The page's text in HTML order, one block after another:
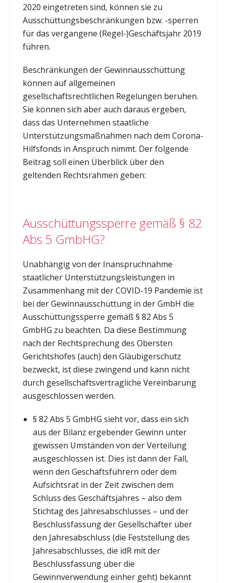
2020 eingetreten sind, können sie zu
Ausschüttungsbeschränkungen bzw. -sperren
für das vergangene (Regel-)Geschäftsjahr 2019
führen.
Beschränkungen der Gewinnausschüttung
können auf allgemeinen
gesellschaftsrechtlichen Regelungen beruhen.
Sie können sich aber auch daraus ergeben,
dass das Unternehmen staatliche
Unterstützungsmaßnahmen nach dem Corona-
Hilfsfonds in Anspruch nimmt. Der folgende
Beitrag soll einen Überblick über den
geltenden Rechtsrahmen geben:
Ausschüttungssperre gemäß § 82
Abs 5 GmbHG?
Unabhängig von der Inanspruchnahme
staatlicher Unterstützungsleistungen in
Zusammenhang mit der COVID-19 Pandemie ist
bei der Gewinnausschüttung in der GmbH die
Ausschüttungssperre gemäß § 82 Abs 5
GmbHG zu beachten. Da diese Bestimmung
nach der Rechtsprechung des Obersten
Gerichtshofes (auch) den Gläubigerschutz
bezweckt, ist diese zwingend und kann nicht
durch gesellschaftsvertragliche Vereinbarung
ausgeschlossen werden.
§ 82 Abs 5 GmbHG sieht vor, dass ein sich
aus der Bilanz ergebender Gewinn unter
gewissen Umständen von der Verteilung
ausgeschlossen ist. Dies ist dann der Fall,
wenn den Geschäftsführern oder dem
Aufsichtsrat in der Zeit zwischen dem
Schluss des Geschäftsjahres – also dem
Stichtag des Jahresabschlusses – und der
Beschlussfassung der Gesellschafter über
den Jahresabschluss (die Feststellung des
Jahresabschlusses, die idR mit der
Beschlussfassung über die
Gewinnverwendung einher geht) bekannt